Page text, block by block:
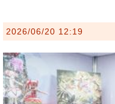
2026/06/20 12:19